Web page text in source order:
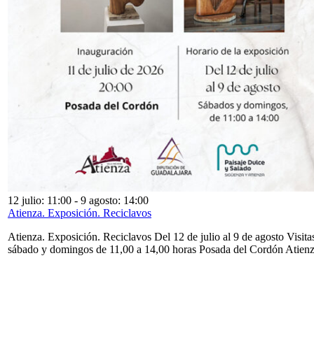
12 julio: 11:00 - 9 agosto: 14:00
Atienza. Exposición. Reciclavos
Atienza. Exposición. Reciclavos Del 12 de julio al 9 de agosto
sábado y domingos de 11,00 a 14,00 horas Posada del Cordón